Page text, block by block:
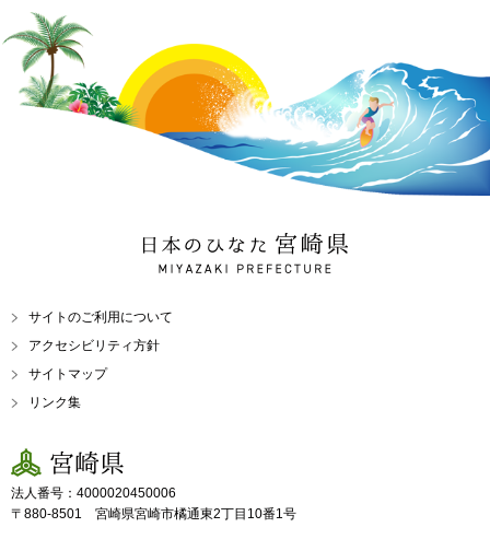
日本のひなた 宮崎県
MIYAZAKI PREFECTURE
サイトのご利用について
アクセシビリティ方針
サイトマップ
リンク集
宮崎県
法人番号：4000020450006
〒880-8501 宮崎県宮崎市橘通東2丁目10番1号